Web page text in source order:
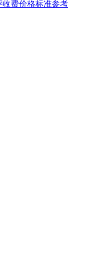
费价格标准参考